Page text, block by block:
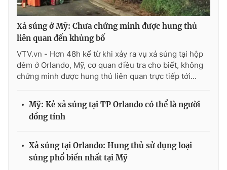
Cơ quan báo chí:
Thời báo VTV
Giấy phép hoạt động báo in và báo điện tử số 483/GP-BTTTT
cấp ngày 29/12/2023
Xả súng ở Mỹ: Chưa chứng minh được hung thủ
liên quan đến khủng bố
VTV.vn - Hơn 48h kể từ khi xảy ra vụ xả súng tại hộp
đêm ở Orlando, Mỹ, cơ quan điều tra cho biết, không
chứng minh được hung thủ liên quan trực tiếp tới...
Mỹ: Kẻ xả súng tại TP Orlando có thể là người
đồng tính
Xả súng tại Orlando: Hung thủ sử dụng loại
súng phổ biến nhất tại Mỹ